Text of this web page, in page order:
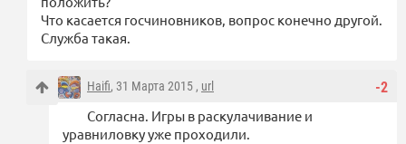
Что касается госчиновников, вопрос конечно другой.
Служба такая.
-2
Haifi, 31 Марта 2015 , url
Согласна. Игры в раскулачивание и
уравниловку уже проходили.